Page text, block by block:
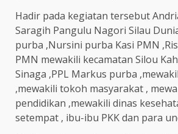
Hadir pada kegiatan tersebut
Saragih Pangulu Nagori Silau
purba ,Nursini purba Kasi PMN
PMN mewakili kecamatan Silou
Sinaga ,PPL Markus purba
,mewakili tokoh masyarakat ,
pendidikan ,mewakili dinas
setempat , ibu-ibu PKK dan para